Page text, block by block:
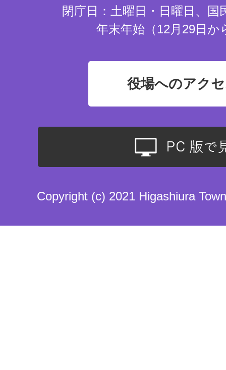
閉庁日：土曜日・日曜日、国
年末年始（12月29日か
役場へのアク
Copyright (c) 2021 Higashiura